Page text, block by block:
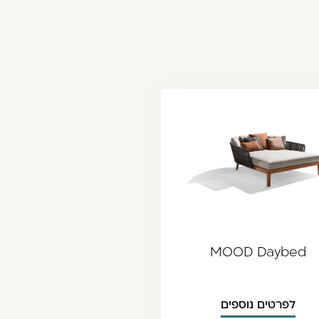
MOOD Daybed
לפרטים נוספים